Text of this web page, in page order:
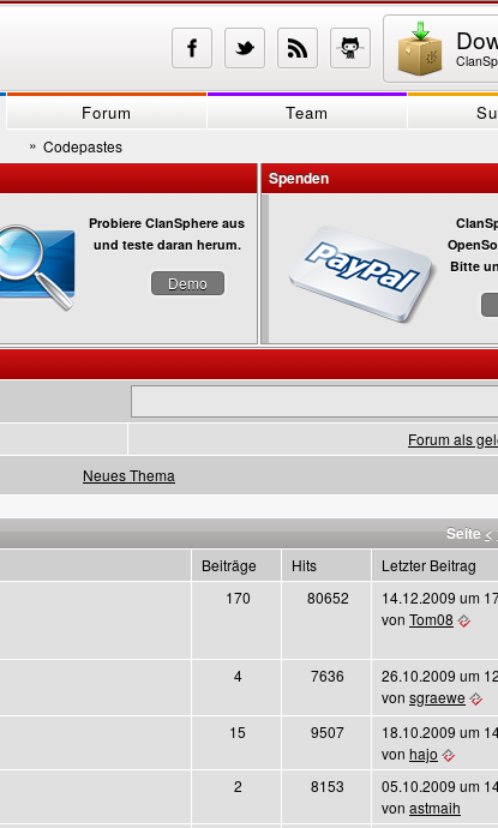
Forum Team
» Codepastes
Probiere ClanSphere aus
und teste daran herum.
Demo
Spenden
Bitte
Forum als
Neues Thema
Seite <
Beiträge Hits Letzter Beitrag
170 80652
14.12.2009 um
von Tom08
4 7636
26.10.2009 um
von sgraewe
15 9507
18.10.2009 um
von hajo
2 8153
05.10.2009 um
von astmaih